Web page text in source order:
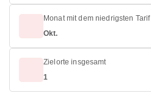
Monat mit dem niedrigsten Tarif
Okt.
Zielorte insgesamt
1